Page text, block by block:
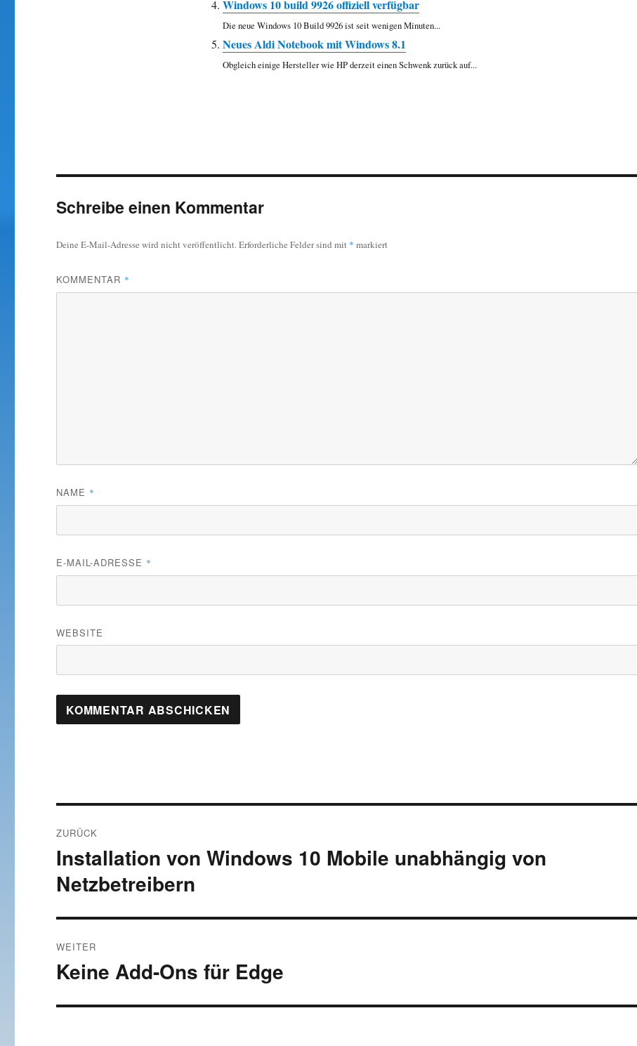
Windows 10 build 9926 offiziell verfügbar
Die neue Windows 10 Build 9926 ist seit wenigen Minuten...
Neues Aldi Notebook mit Windows 8.1
Obgleich einige Hersteller wie HP derzeit einen Schwenk zurück auf...
Schreibe einen Kommentar
Deine E-Mail-Adresse wird nicht veröffentlicht.Erforderliche Felder sind mit * markiert
KOMMENTAR *
NAME *
E-MAIL-ADRESSE *
WEBSITE
ZURÜCK
Vorheriger
Beitrag:
Installation von Windows 10 Mobile unabhängig von
Netzbetreibern
WEITER
Nächster
Keine Add-Ons für Edge